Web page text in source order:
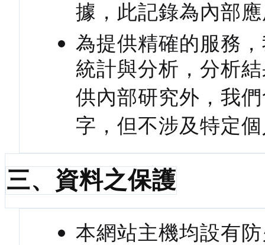
據，此記錄為內部
為提供精確的服務
統計與分析，分析
供內部研究外，我
字，但不涉及特定
三、資料之保護
本網站主機均設有